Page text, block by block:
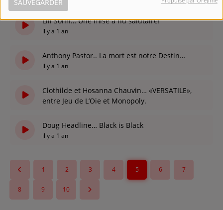
SAUVEGARDER
il y a 1 an
Lili Sohn… Une mise à nu salutaire!
il y a 1 an
Anthony Pastor.. La mort est notre Destin…
il y a 1 an
Clothilde et Hosanna Chauvin… «VERSATILE»,
entre Jeu de L’Oie et Monopoly.
Doug Headline… Black is Black
il y a 1 an
1 2 3 4 5 6 7
8 9 10